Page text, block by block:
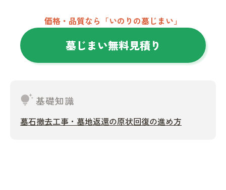
価格・品質なら「いのりの墓じまい」
墓じまい無料見積り
tips_and_updates基礎知識
墓石撤去工事・墓地返還の原状回復の進め方